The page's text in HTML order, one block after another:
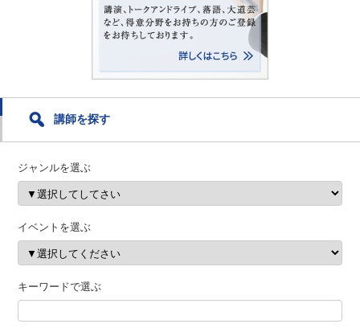
講師を探す
ジャンルを選ぶ
イベントを選ぶ
キーワードで選ぶ